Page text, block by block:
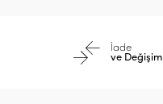
İade
ve Değişim